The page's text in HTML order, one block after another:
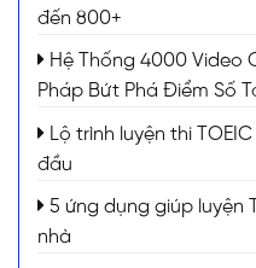
đến 800+
Hệ Thống 4000 Video
Pháp Bứt Phá Điểm Số
Lộ trình luyện thi
đầu
5 ứng dụng giúp luyện
nhà